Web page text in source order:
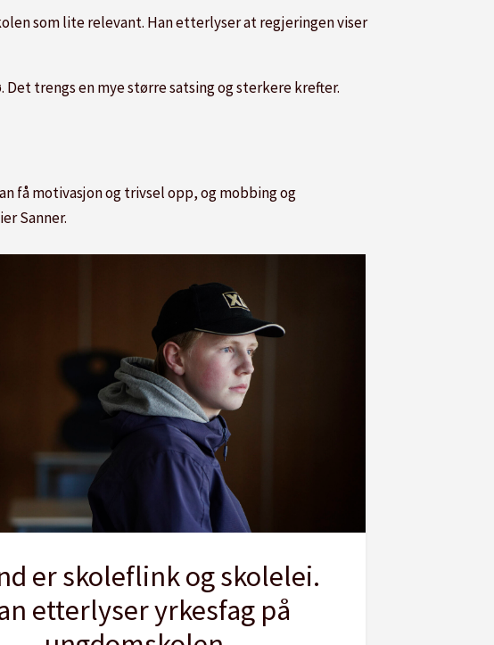
som lite relevant. Han etterlyser at regjeringen viser
trengs en mye større satsing og sterkere krefter.
få motivasjon og trivsel opp, og mobbing og
Sanner.
er skoleflink og skolelei.
etterlyser yrkesfag på